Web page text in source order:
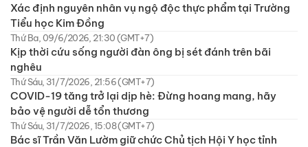
Xác định nguyên nhân vụ ngộ độc thực phẩm tại Trường
Tiểu học Kim Đồng
Thứ Ba, 09/6/2026, 21:30 (GMT+7)
Kịp thời cứu sống người đàn ông bị sét đánh trên bãi
nghêu
Thứ Sáu, 31/7/2026, 21:56 (GMT+7)
COVID-19 tăng trở lại dịp hè: Đừng hoang mang, hãy
bảo vệ người dễ tổn thương
Thứ Sáu, 31/7/2026, 15:08 (GMT+7)
Bác sĩ Trần Văn Lườm giữ chức Chủ tịch Hội Y học tỉnh